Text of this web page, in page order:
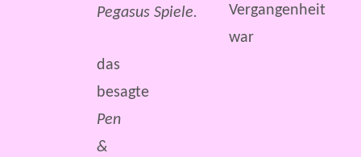
Pegasus Spiele.
Vergangenheit
war
das
besagte
Pen
&